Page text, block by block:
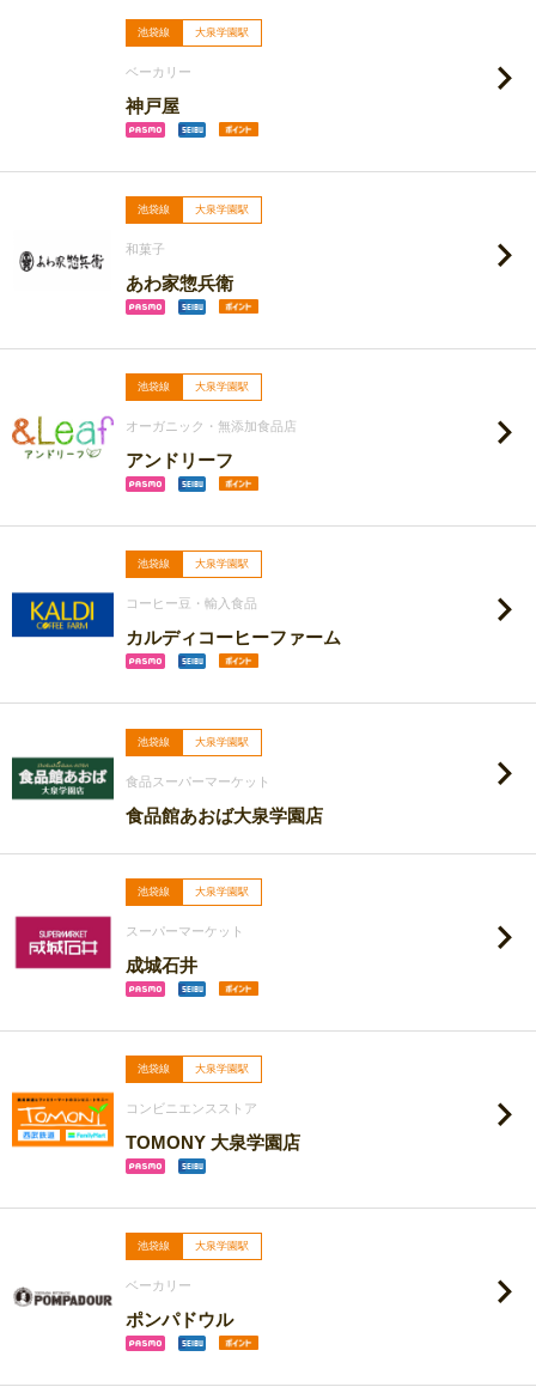
池袋線 大泉学園駅
ベーカリー
神戸屋
池袋線 大泉学園駅
和菓子
あわ家惣兵衛
池袋線 大泉学園駅
オーガニック・無添加食品店
アンドリーフ
池袋線 大泉学園駅
コーヒー豆・輸入食品
カルディコーヒーファーム
池袋線 大泉学園駅
食品スーパーマーケット
食品館あおば大泉学園店
池袋線 大泉学園駅
スーパーマーケット
成城石井
池袋線 大泉学園駅
コンビニエンスストア
TOMONY 大泉学園店
池袋線 大泉学園駅
ベーカリー
ポンパドウル